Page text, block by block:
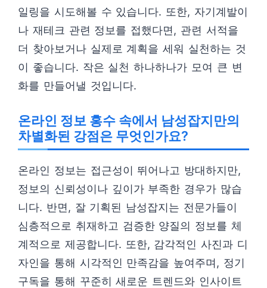
일링을 시도해볼 수 있습니다. 또한, 자기계발이
나 재테크 관련 정보를 접했다면, 관련 서적을
더 찾아보거나 실제로 계획을 세워 실천하는 것
이 좋습니다. 작은 실천 하나하나가 모여 큰 변
화를 만들어낼 것입니다.
온라인 정보 홍수 속에서 남성잡지만의
차별화된 강점은 무엇인가요?
온라인 정보는 접근성이 뛰어나고 방대하지만,
정보의 신뢰성이나 깊이가 부족한 경우가 많습
니다. 반면, 잘 기획된 남성잡지는 전문가들이
심층적으로 취재하고 검증한 양질의 정보를 체
계적으로 제공합니다. 또한, 감각적인 사진과 디
자인을 통해 시각적인 만족감을 높여주며, 정기
구독을 통해 꾸준히 새로운 트렌드와 인사이트